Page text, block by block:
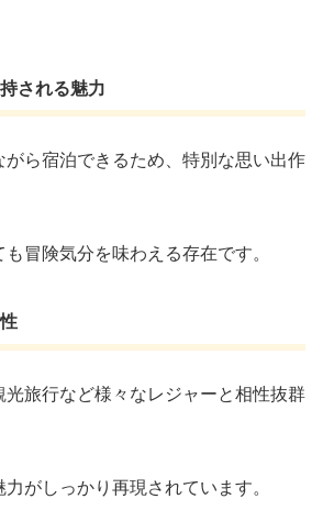
される魅力
がら宿泊できるため、特別な思い出作
冒険気分を味わえる存在です。
光旅行など様々なレジャーと相性抜群
力がしっかり再現されています。